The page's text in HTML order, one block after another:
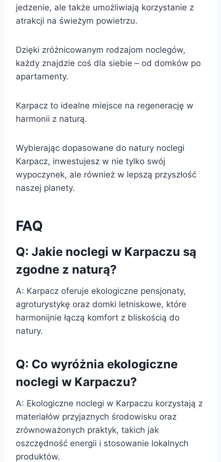
jedzenie, ale także umożliwiają korzystanie z
atrakcji na świeżym powietrzu.
Dzięki zróżnicowanym rodzajom noclegów,
każdy znajdzie coś dla siebie – od domków po
apartamenty.
Karpacz to idealne miejsce na regenerację w
harmonii z naturą.
Wybierając dopasowane do natury noclegi
Karpacz, inwestujesz w nie tylko swój
wypoczynek, ale również w lepszą przyszłość
naszej planety.
FAQ
Q: Jakie noclegi w Karpaczu są
zgodne z naturą?
A: Karpacz oferuje ekologiczne pensjonaty,
agroturystykę oraz domki letniskowe, które
harmonijnie łączą komfort z bliskością do
natury.
Q: Co wyróżnia ekologiczne
noclegi w Karpaczu?
A: Ekologiczne noclegi w Karpaczu korzystają z
materiałów przyjaznych środowisku oraz
zrównoważonych praktyk, takich jak
oszczędność energii i stosowanie lokalnych
produktów.